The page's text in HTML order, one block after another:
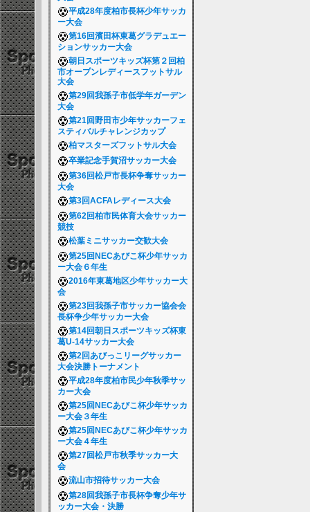
平成28年度柏市長杯少年サッカ
ー大会
第16回濱田杯東葛グラデュエー
ションサッカー大会
朝日スポーツキッズ杯第２回柏
市オープンレディースフットサル
大会
第29回我孫子市低学年ガーデン
大会
第21回野田市少年サッカーフェ
スティバルチャレンジカップ
柏マスターズフットサル大会
卒業記念手賀沼サッカー大会
第36回松戸市長杯争奪サッカー
大会
第3回ACFAレディース大会
第62回柏市民体育大会サッカー
競技
松葉ミニサッカー交歓大会
第25回NECあびこ杯少年サッカ
ー大会６年生
2016年東葛地区少年サッカー大
会
第23回我孫子市サッカー協会会
長杯争少年サッカー大会
第14回朝日スポーツキッズ杯東
葛U-14サッカー大会
第2回あびっこリーグサッカー
大会決勝トーナメント
平成28年度柏市民少年秋季サッ
カー大会
第25回NECあびこ杯少年サッカ
ー大会３年生
第25回NECあびこ杯少年サッカ
ー大会４年生
第27回松戸市秋季サッカー大
会
流山市招待サッカー大会
第28回我孫子市長杯争奪少年サ
ッカー大会・決勝